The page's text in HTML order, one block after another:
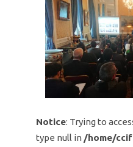
Notice: Trying to
type null in /home/